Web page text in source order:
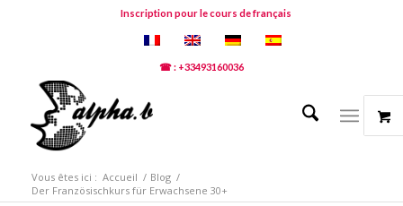
Inscription pour le cours de français
☎ : +33493160036
Vous êtes ici : Accueil / Blog /
Der Französischkurs für Erwachsene 30+